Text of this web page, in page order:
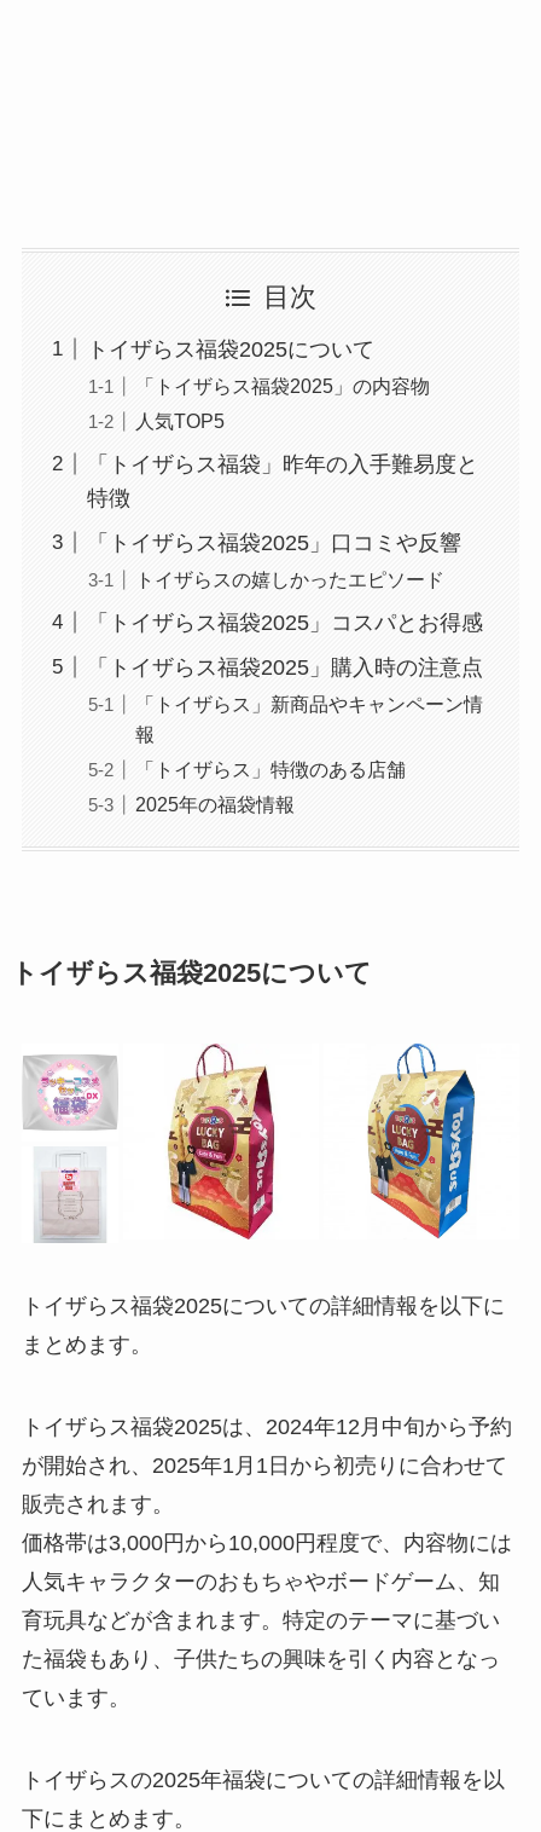
目次
トイザらス福袋2025について
「トイザらス福袋2025」の内容物
人気TOP5
「トイザらス福袋」昨年の入手難易度と
特徴
「トイザらス福袋2025」口コミや反響
トイザらスの嬉しかったエピソード
「トイザらス福袋2025」コスパとお得感
「トイザらス福袋2025」購入時の注意点
「トイザらス」新商品やキャンペーン情
報
「トイザらス」特徴のある店舗
2025年の福袋情報
トイザらス福袋2025について
トイザらス福袋2025についての詳細情報を以下に
まとめます。
トイザらス福袋2025は、2024年12月中旬から予約
が開始され、2025年1月1日から初売りに合わせて
販売されます。
価格帯は3,000円から10,000円程度で、内容物には
人気キャラクターのおもちゃやボードゲーム、知
育玩具などが含まれます。特定のテーマに基づい
た福袋もあり、子供たちの興味を引く内容となっ
ています。
トイザらスの2025年福袋についての詳細情報を以
下にまとめます。